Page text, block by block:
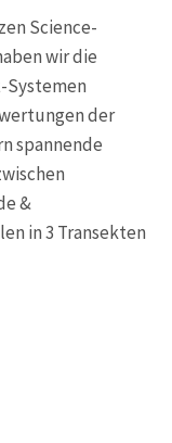
Science-
wir die
Systemen
der
spannende
&
in 3 Transekten